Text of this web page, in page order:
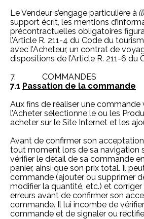
Le Vendeur s’engage particulière à (i)
support écrit, les mentions
précontractuelles obligatoires
l’Article R. 211-4 du Code du
avec l’Acheteur, un contrat de
dispositions de l’Article R. 211-6 du
7. COMMANDES
7.1 Passation de la commande
Aux fins de réaliser une commande
l’Acheter sélectionne le ou les
acheter sur le Site Internet et les
Avant de confirmer son
tout moment lors de sa navigation
vérifier le détail de sa commande
panier, ainsi que son prix total. Il
commande (ajouter ou supprimer
modifier la quantité, etc.) et corriger
erreurs avant de confirmer son
commande. Il lui incombe de
commande et de signaler ou